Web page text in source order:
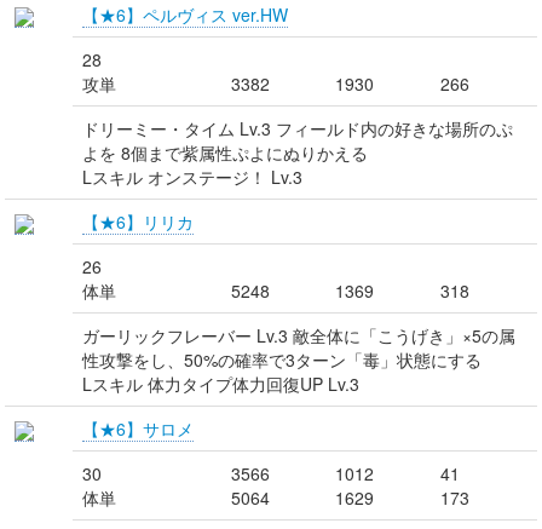
【★6】ペルヴィス ver.HW
28
攻単
3382 1930
266
ドリーミー・タイム Lv.3 フィールド内の好きな場所のぷ
よを 8個まで紫属性ぷよにぬりかえる
Lスキル オンステージ！ Lv.3
【★6】リリカ
26
体単
5248 1369
318
ガーリックフレーバー Lv.3 敵全体に「こうげき」×5の属
性攻撃をし、50%の確率で3ターン「毒」状態にする
Lスキル 体力タイプ体力回復UP Lv.3
【★6】サロメ
30
体単
3566
5064
1012
1629
41
173